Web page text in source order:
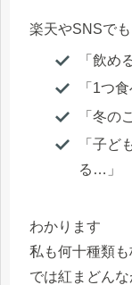
楽天やSNSで
「飲め
「1つ
「冬の
「子ど
る…」
わかります
私も何十種類も
では紅まどん